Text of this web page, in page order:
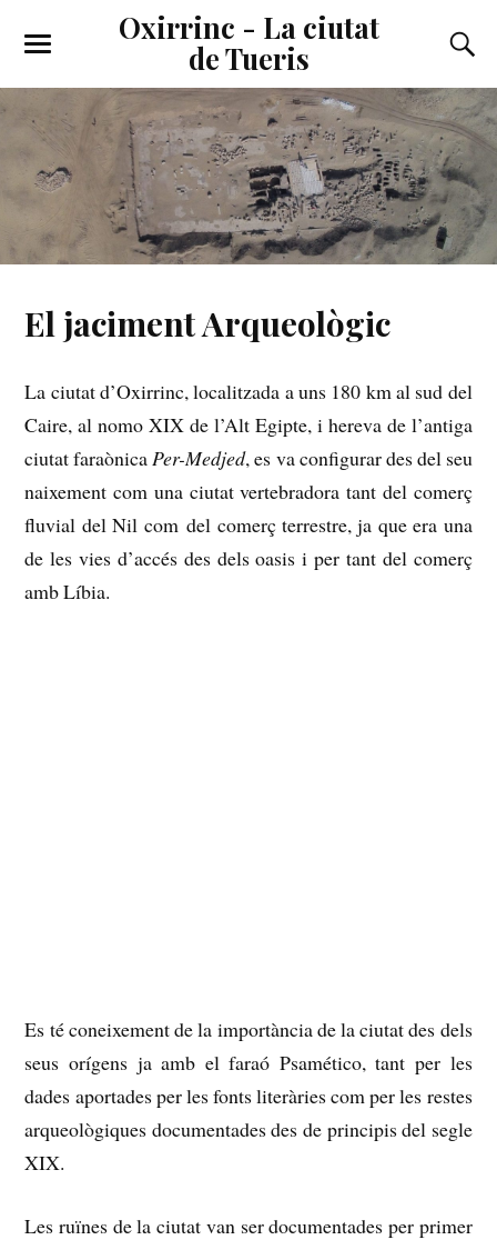
Oxirrinc - La ciutat
de Tueris
El jaciment Arqueològic
La ciutat d’Oxirrinc, localitzada a uns 180 km al sud del
Caire, al nomo XIX de l’Alt Egipte, i hereva de l’antiga
ciutat faraònicaPer-Medjed, es va configurar des del seu
naixement com una ciutat vertebradora tant del comerç
fluvial del Nil com del comerç terrestre, ja que era una
de les vies d’accés des dels oasis i per tant del comerç
amb Líbia.
Es té coneixement de la importància de la ciutat des dels
seus orígens ja amb el faraó Psamético, tant per les
dades aportades per les fonts literàries com per les restes
arqueològiques documentades des de principis del segle
XIX.
Les ruïnes de la ciutat van ser documentades per primer